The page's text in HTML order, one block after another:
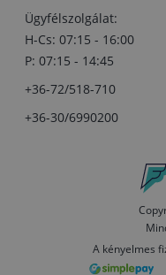
Ügyfélszolgálat:
H-Cs: 07:15 - 16:00
P: 07:15 - 14:45
+36-72/518-710
+36-30/6990200
A kényelmes